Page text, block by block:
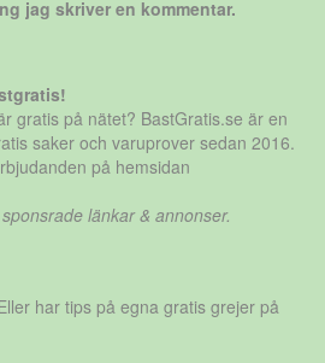
jag skriver en kommentar.
gratis på nätet? BastGratis.se är en
saker och varuprover sedan 2016.
på hemsidan
länkar & annonser.
har tips på egna gratis grejer på